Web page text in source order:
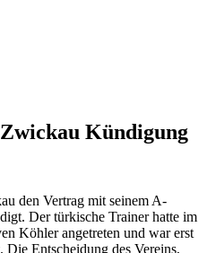
Kündigung
den Vertrag mit seinem A-
Der türkische Trainer hatte im
Köhler angetreten und war erst
Entscheidung des Vereins,